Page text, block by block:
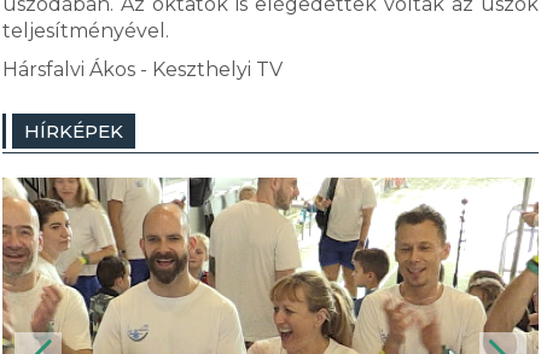
teljesítményével.
Hársfalvi Ákos - Keszthelyi TV
HÍRKÉPEK